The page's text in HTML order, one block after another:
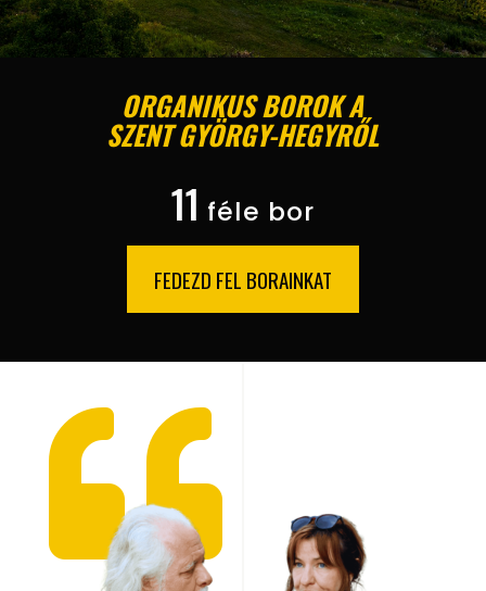
ORGANIKUS BOROK A
SZENT GYÖRGY-HEGYRŐL
11 féle bor
FEDEZD FEL BORAINKAT
